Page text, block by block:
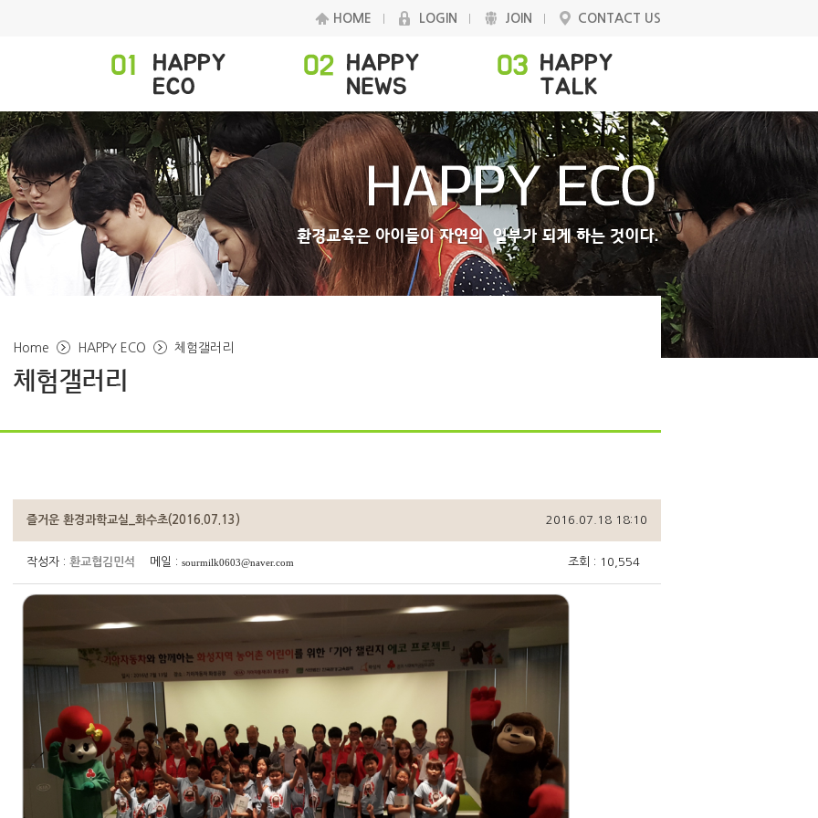
HOME LOGIN JOIN CONTACT US
Home HAPPY ECO 체험갤러리
즐거운 환경과학교실_화수초(2016.07.13) 2016.07.18 18:10
작성자 : 환교협김민석 메일 : sourmilk0603@naver.com 조회 : 10,554